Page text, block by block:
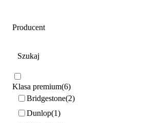
Producent
Klasa premium 6
Bridgestone 2
Dunlop 1